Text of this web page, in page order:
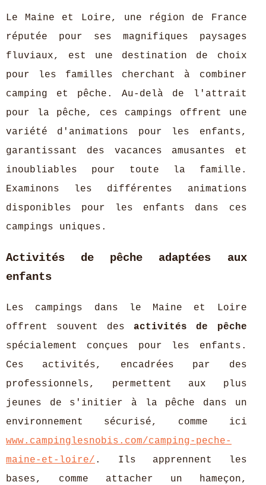
Le Maine et Loire, une région de France
réputée pour ses magnifiques paysages
fluviaux, est une destination de choix
pour les familles cherchant à combiner
camping et pêche. Au-delà de l'attrait
pour la pêche, ces campings offrent une
variété d'animations pour les enfants,
garantissant des vacances amusantes et
inoubliables pour toute la famille.
Examinons les différentes animations
disponibles pour les enfants dans ces
campings uniques.
Activités de pêche adaptées aux
enfants
Les campings dans le Maine et Loire
offrent souvent desactivités de pêche
spécialement conçues pour les enfants.
Ces activités, encadrées par des
professionnels, permettent aux plus
jeunes de s'initier à la pêche dans un
environnement sécurisé, comme ici
www.campinglesnobis.com/camping-peche-
maine-et-loire/ . Ils apprennent les
bases, comme attacher un hameçon,